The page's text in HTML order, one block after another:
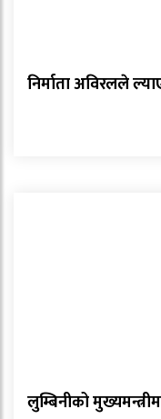
निर्माता अविरलले
लुम्बिनीको